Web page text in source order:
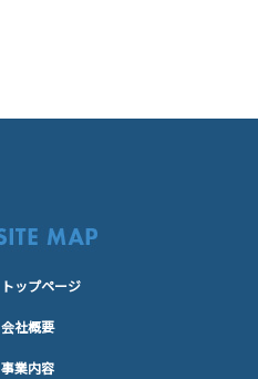
トップページ
会社概要
事業内容